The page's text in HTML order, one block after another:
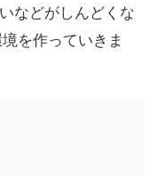
などがしんどくな
を作っていきま